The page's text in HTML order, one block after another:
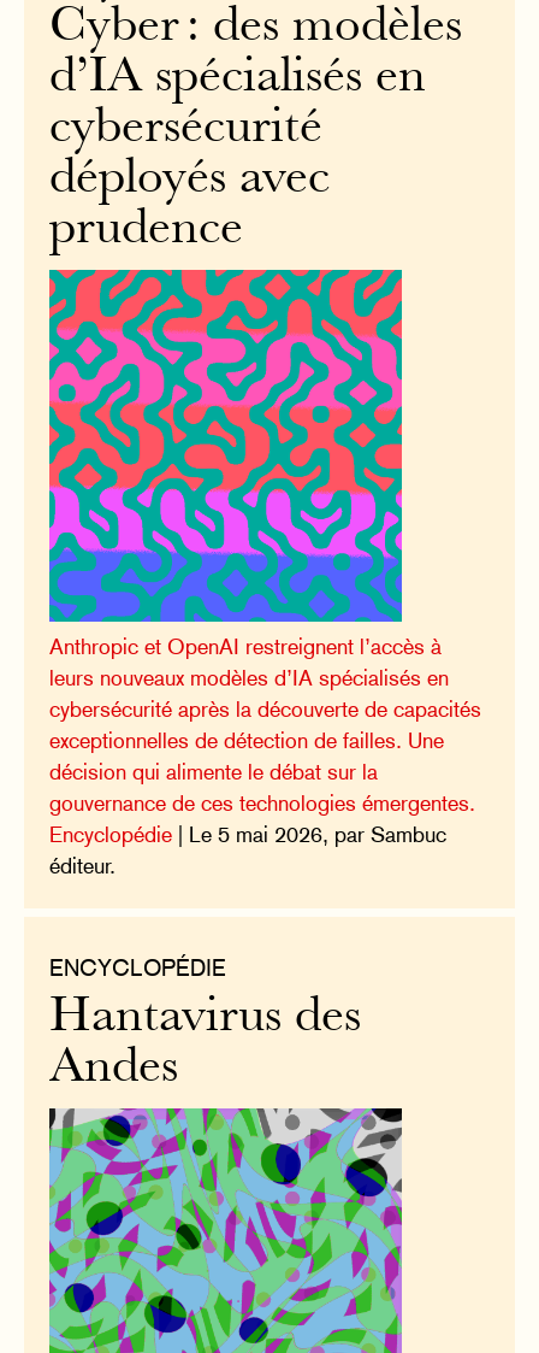
Cyber : des modèles
d’IA spécialisés en
cybersécurité
déployés avec
prudence
Anthropic et OpenAI restreignent l’accès à
leurs nouveaux modèles d’IA spécialisés en
cybersécurité après la découverte de capacités
exceptionnelles de détection de failles. Une
décision qui alimente le débat sur la
gouvernance de ces technologies émergentes.
Encyclopédie | Le 5 mai 2026, par Sambuc
éditeur.
ENCYCLOPÉDIE
Hantavirus des
Andes